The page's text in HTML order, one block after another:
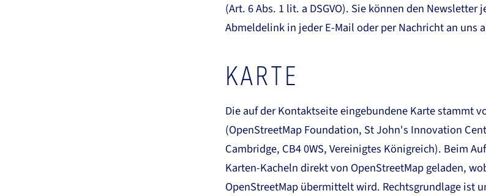
(Art. 6 Abs. 1 lit. a DSGVO). Sie können den Newsletter
Abmeldelink in jeder E-Mail oder per Nachricht an uns
KARTE
Die auf der Kontaktseite eingebundene Karte stammt
(OpenStreetMap Foundation, St John's Innovation
Cambridge, CB4 0WS, Vereinigtes Königreich). Beim
Karten-Kacheln direkt von OpenStreetMap geladen,
OpenStreetMap übermittelt wird. Rechtsgrundlage ist